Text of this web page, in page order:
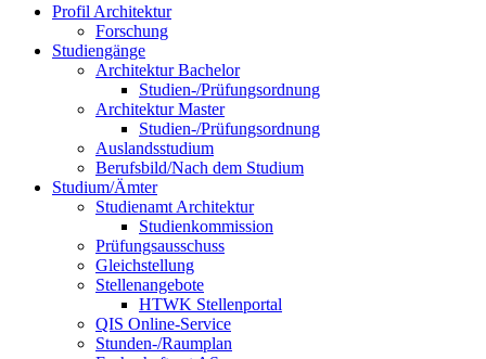
Profil Architektur
Forschung
Studiengänge
Architektur Bachelor
Studien-/Prüfungsordnung
Architektur Master
Studien-/Prüfungsordnung
Auslandsstudium
Berufsbild/Nach dem Studium
Studium/Ämter
Studienamt Architektur
Studienkommission
Prüfungsausschuss
Gleichstellung
Stellenangebote
HTWK Stellenportal
QIS Online-Service
Stunden-/Raumplan